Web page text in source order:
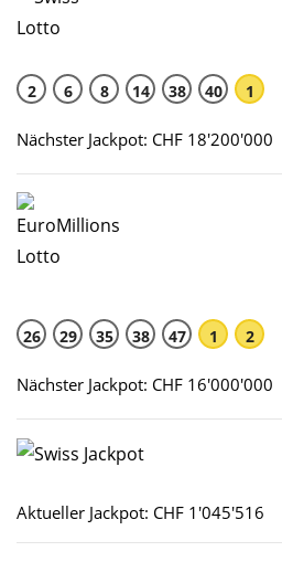
2 6 8 14 38 40 1
Nächster Jackpot: CHF 18'200'000
26 29 35 38 47 1 2
Nächster Jackpot: CHF 16'000'000
Aktueller Jackpot: CHF 1'045'516